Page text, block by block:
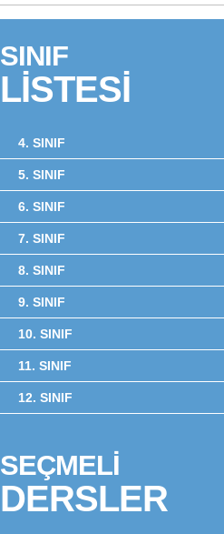
SINIF
LİSTESİ
4. SINIF
5. SINIF
6. SINIF
7. SINIF
8. SINIF
9. SINIF
10. SINIF
11. SINIF
12. SINIF
SEÇMELİ
DERSLER